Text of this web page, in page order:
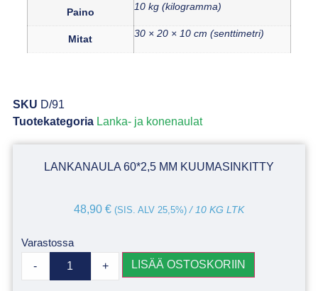
Paino 10 kg (kilogramma)
Mitat 30 × 20 × 10 cm (senttimetri)
SKU D/91
Tuotekategoria Lanka- ja konenaulat
LANKANAULA 60*2,5 MM KUUMASINKITTY
48,90 € (SIS. ALV 25,5%) / 10 KG LTK
Varastossa
- + LISÄÄ OSTOSKORIIN